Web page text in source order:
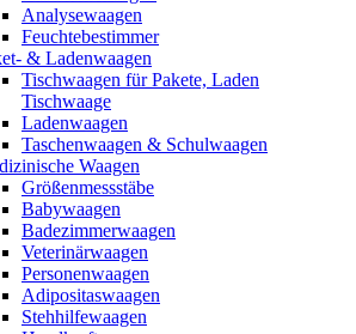
Analysewaagen
Feuchtebestimmer
& Ladenwaagen
Tischwaagen für Pakete, Laden
Tischwaage
Ladenwaagen
Taschenwaagen & Schulwaagen
Waagen
Größenmessstäbe
Babywaagen
Badezimmerwaagen
Veterinärwaagen
Personenwaagen
Adipositaswaagen
Stehhilfewaagen